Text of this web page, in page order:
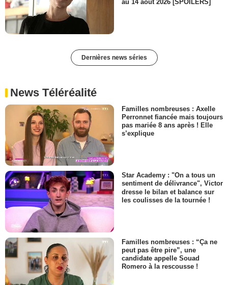
au 14 août 2026 [SPOILERS]
Dernières news séries
News Téléréalité
Familles nombreuses : Axelle
Perronnet fiancée mais toujours
pas mariée 8 ans après ! Elle
s’explique
Star Academy : "On a tous un
sentiment de délivrance", Victor
dresse le bilan et balance sur
les coulisses de la tournée !
Familles nombreuses : “Ça ne
peut pas être pire”, une
candidate appelle Souad
Romero à la rescousse !